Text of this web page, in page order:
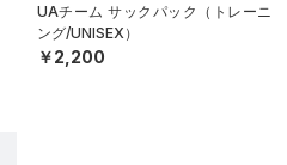
UAチーム サックパック（トレーニ
ング/UNISEX）
￥2,200